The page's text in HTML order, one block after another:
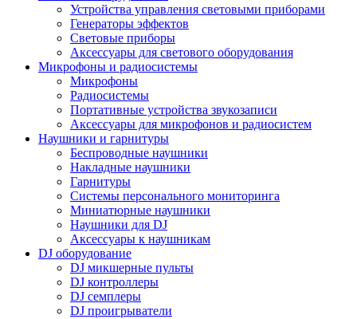
Устройства управления световыми приборами
Генераторы эффектов
Световые приборы
Аксессуары для светового оборудования
Микрофоны и радиосистемы
Микрофоны
Радиосистемы
Портативные устройства звукозаписи
Аксессуары для микрофонов и радиосистем
Наушники и гарнитуры
Беспроводные наушники
Накладные наушники
Гарнитуры
Системы персонального мониторинга
Миниатюрные наушники
Наушники для DJ
Аксессуары к наушникам
DJ оборудование
DJ микшерные пульты
DJ контроллеры
DJ семплеры
DJ проигрыватели